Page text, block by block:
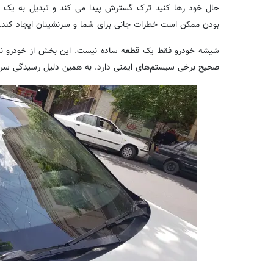
حال خود رها کنید ترک گسترش پیدا می کند و تبدیل به
بودن ممکن است خطرات جانی برای شما و سرنشینان ایجاد کند.
شیشه خودرو فقط یک قطعه ساده نیست. این بخش از خودرو
صحیح برخی سیستم‌های ایمنی دارد. به همین دلیل رسیدگی